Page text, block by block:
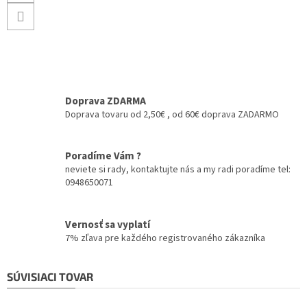
Doprava ZDARMA
Doprava tovaru od 2,50€ , od 60€ doprava ZADARMO
Poradíme Vám ?
neviete si rady, kontaktujte nás a my radi poradíme tel:
0948650071
Vernosť sa vyplatí
7% zľava pre každého registrovaného zákazníka
SÚVISIACI TOVAR